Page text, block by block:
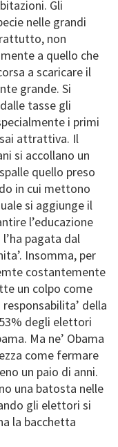
Gli
nelle grandi
non
a quello che
a scaricare il
grande. Si
tasse gli
i primi
attrattiva. Il
si accollano un
quello preso
in cui mettono
si aggiunge il
l’educazione
pagata dal
Insomma, per
costantemente
un colpo come
della
degli elettori
Ma ne’ Obama
come fermare
un paio di anni.
una batosta nelle
gli elettori si
la bacchetta